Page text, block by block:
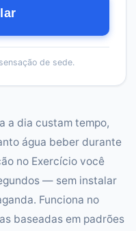
de sede.
a dia custam tempo,
água beber durante
no Exercício você
— sem instalar
Funciona no
baseadas em padrões